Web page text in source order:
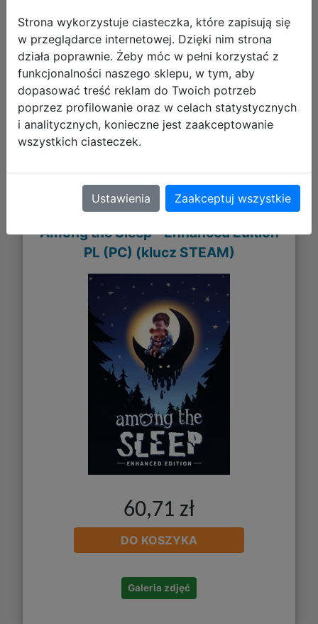
44,59 zł
DO KOSZYKA
Among the Sleep - Enhanced Edition
PL (PC) (klucz STEAM)
60,71 zł
DO KOSZYKA
Galeria zdjęć
Strona wykorzystuje ciasteczka, które zapisują się
w przeglądarce internetowej. Dzięki nim strona
działa poprawnie. Żeby móc w pełni korzystać z
funkcjonalności naszego sklepu, w tym, aby
dopasować treść reklam do Twoich potrzeb
poprzez profilowanie oraz w celach statystycznych
i analitycznych, konieczne jest zaakceptowanie
wszystkich ciasteczek.
Ustawienia Zaakceptuj wszystkie